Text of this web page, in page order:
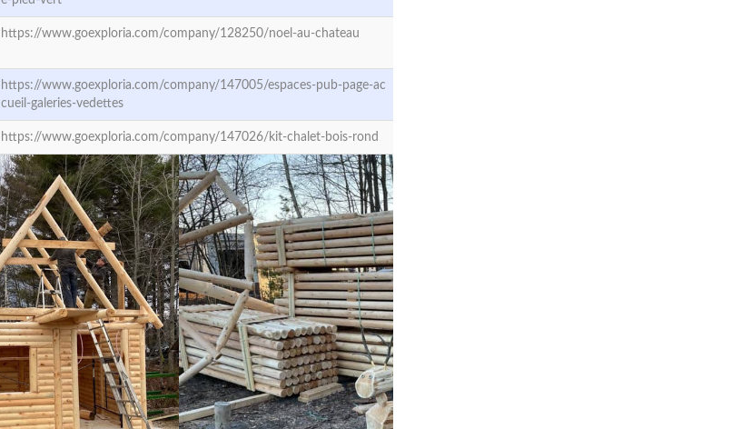
https://www.goexploria.com/company/128250/noel-au-chateau
https://www.goexploria.com/company/147005/espaces-pub-page-ac
cueil-galeries-vedettes
https://www.goexploria.com/company/147026/kit-chalet-bois-rond